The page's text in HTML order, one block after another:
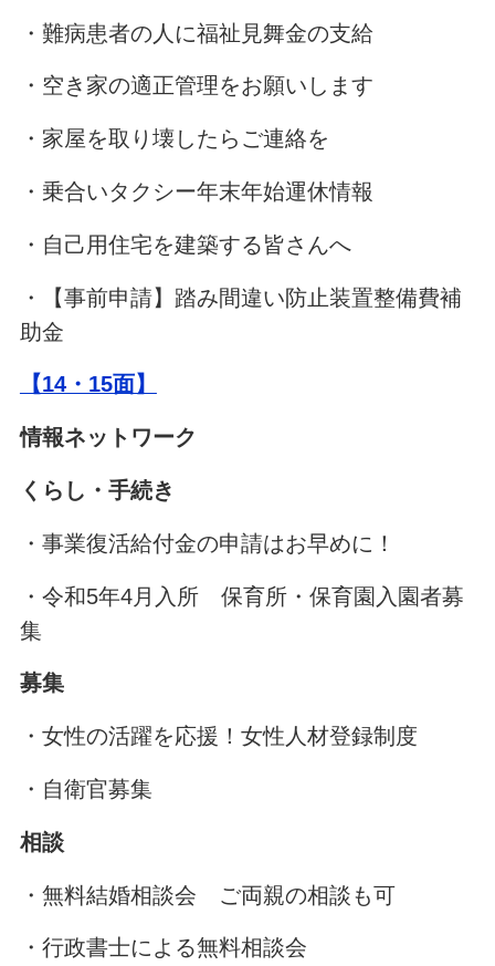
・難病患者の人に福祉見舞金の支給
・空き家の適正管理をお願いします
・家屋を取り壊したらご連絡を
・乗合いタクシー年末年始運休情報
・自己用住宅を建築する皆さんへ
・【事前申請】踏み間違い防止装置整備費補
助金
【14・15面】
情報ネットワーク
くらし・手続き
・事業復活給付金の申請はお早めに！
・令和5年4月入所 保育所・保育園入園者募
集
募集
・女性の活躍を応援！女性人材登録制度
・自衛官募集
相談
・無料結婚相談会 ご両親の相談も可
・行政書士による無料相談会